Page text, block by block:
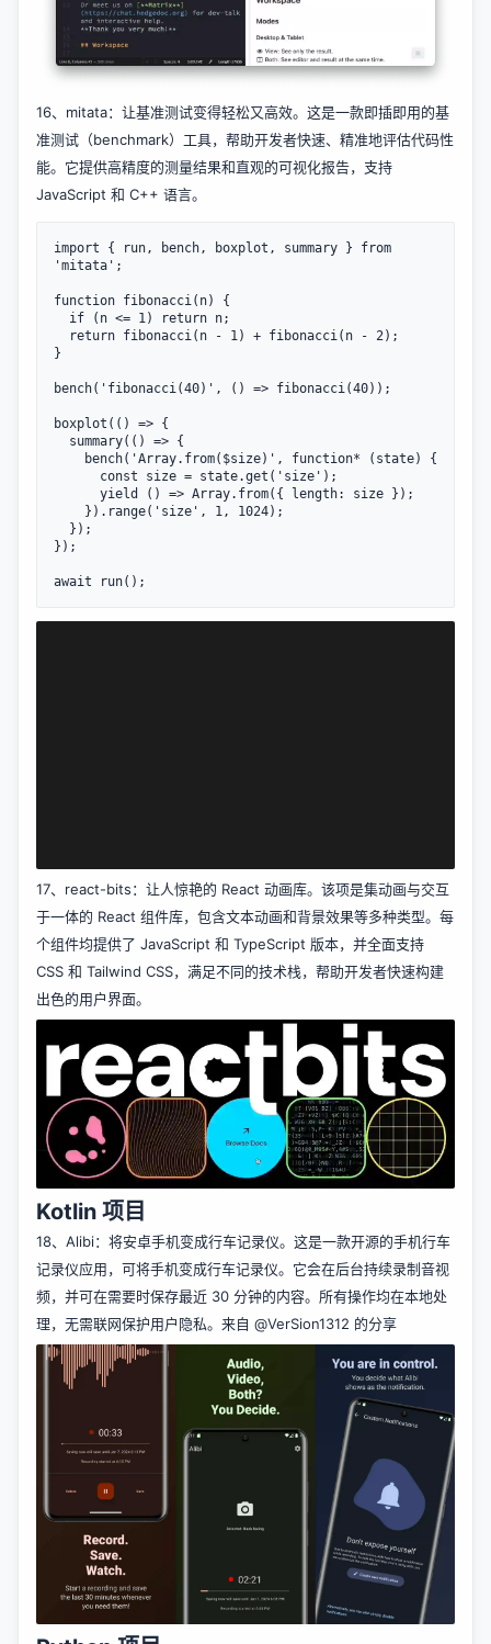
16、 mitata：让基准测试变得轻松又高效。这是一款即插即用的基
准测试（benchmark）工具，帮助开发者快速、精准地评估代码性
能。它提供高精度的测量结果和直观的可视化报告，支持
JavaScript 和 C++ 语言。
import { run, bench, boxplot, summary } from
'mitata';
function fibonacci(n) {
}
bench('fibonacci(40)', () => fibonacci(40));
boxplot(() => {
});
17、 react-bits：让人惊艳的 React 动画库。该项是集动画与交互
于一体的 React 组件库，包含文本动画和背景效果等多种类型。每
个组件均提供了 JavaScript 和 TypeScript 版本，并全面支持
CSS 和 Tailwind CSS，满足不同的技术栈，帮助开发者快速构建
出色的用户界面。
Kotlin 项目
18、 Alibi：将安卓手机变成行车记录仪。这是一款开源的手机行车
记录仪应用，可将手机变成行车记录仪。它会在后台持续录制音视
频，并可在需要时保存最近 30 分钟的内容。所有操作均在本地处
理，无需联网保护用户隐私。来自 @VerSion1312 的分享